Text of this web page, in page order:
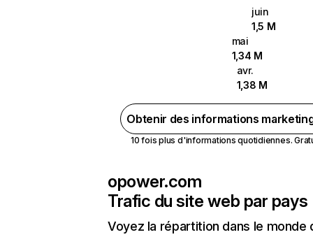
juin
1,5 M
mai
1,34 M
avr.
1,38 M
Obtenir des informations
10 fois plus d'informations quotidiennes.
opower.com
Trafic du site web par pays
Voyez la répartition dans le monde